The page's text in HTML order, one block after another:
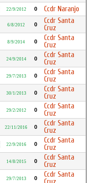
22/9/2012 0 Ccdr Naranjo
6/8/2012 0
Ccdr Santa
Cruz
8/9/2014 0
Ccdr Santa
Cruz
24/9/2014 0
Ccdr Santa
Cruz
29/7/2013 0
Ccdr Santa
Cruz
30/1/2013 0
Ccdr Santa
Cruz
29/2/2012 0
Ccdr Santa
Cruz
22/11/2016 0
Ccdr Santa
Cruz
22/9/2016 0
Ccdr Santa
Cruz
14/8/2015 0
Ccdr Santa
Cruz
29/7/2013 0
Ccdr Santa